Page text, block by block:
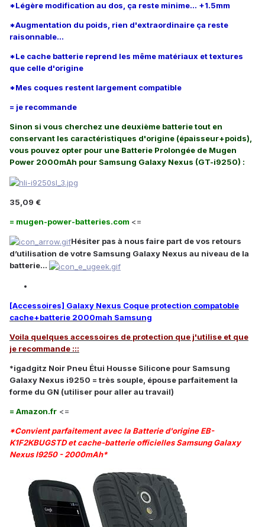
*Légère modification au dos, ça reste minime... +1.5mm
*Augmentation du poids, rien d'extraordinaire ça reste
raisonnable...
*Le cache batterie reprend les même matériaux et textures
que celle d'origine
*Mes coques restent largement compatible
= je recommande
Sinon si vous cherchez une deuxième batterie tout en
conservant les caractéristiques d'origine (épaisseur+poids),
vous pouvez opter pour une Batterie Prolongée de Mugen
Power 2000mAh pour Samsung Galaxy Nexus (GT-i9250) :
35,09 €
= mugen-power-batteries.com <=
Hésiter pas à nous faire part de vos retours
d’utilisation de votre Samsung Galaxy Nexus au niveau de la
batterie...
[Accessoires] Galaxy Nexus Coque protection compatoble
cache+batterie 2000mah Samsung
Voila quelques accessoires de protection que j'utilise et que
je recommande :::
*igadgitz Noir Pneu Étui Housse Silicone pour Samsung
Galaxy Nexus i9250 = très souple, épouse parfaitement la
forme du GN (utiliser pour aller au travail)
= Amazon.fr <=
*Convient parfaitement avec la Batterie d'origine EB-
K1F2KBUGSTD et cache-batterie officielles Samsung Galaxy
Nexus I9250 - 2000mAh*